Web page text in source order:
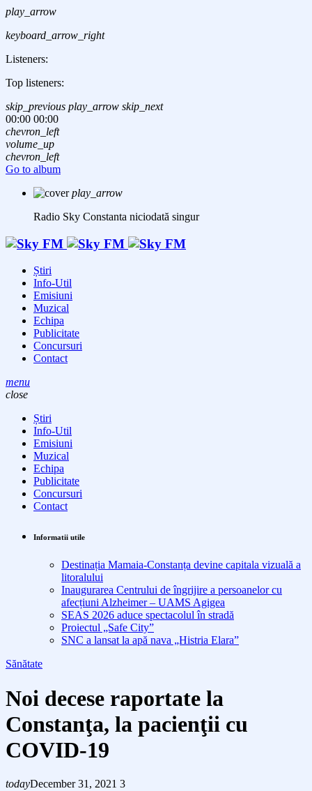
play_arrow
keyboard_arrow_right
Listeners:
Top listeners:
skip_previous play_arrow skip_next
00:00 00:00
chevron_left
volume_up
chevron_left
Go to album
play_arrow
Radio Sky Constanta niciodată singur
Știri
Info-Util
Emisiuni
Muzical
Echipa
Publicitate
Concursuri
Contact
menu
close
Știri
Info-Util
Emisiuni
Muzical
Echipa
Publicitate
Concursuri
Contact
Informatii utile
Destinația Mamaia-Constanța devine capitala vizuală a
litoralului
Inaugurarea Centrului de îngrijire a persoanelor cu
afecțiuni Alzheimer – UAMS Agigea
SEAS 2026 aduce spectacolul în stradă
Proiectul „Safe City”
SNC a lansat la apă nava „Histria Elara”
Sănătate
Noi decese raportate la
Constanţa, la pacienţii cu
COVID-19
todayDecember 31, 2021 3